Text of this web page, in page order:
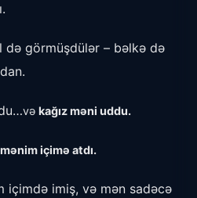
də görmüşdülər – bəlkə də
və kağız məni uddu.
mənim içimə atdı.
içimdə imiş, və mən sadəcə